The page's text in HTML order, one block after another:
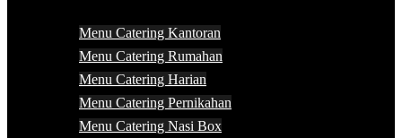
Menu Catering Kantoran
Menu Catering Rumahan
Menu Catering Harian
Menu Catering Pernikahan
Menu Catering Nasi Box